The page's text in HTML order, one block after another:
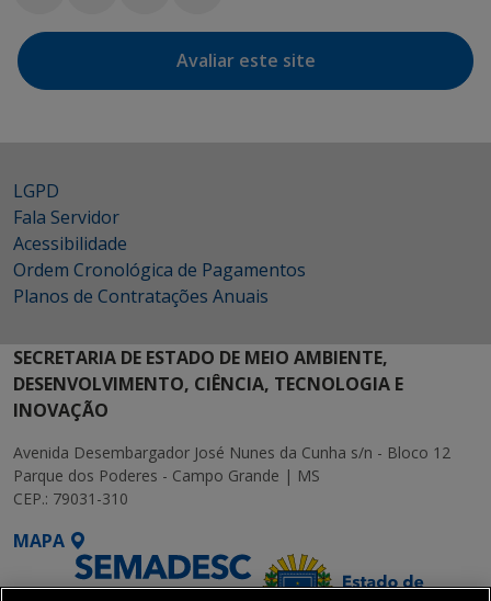
Avaliar este site
LGPD
Fala Servidor
Acessibilidade
Ordem Cronológica de Pagamentos
Planos de Contratações Anuais
SECRETARIA DE ESTADO DE MEIO AMBIENTE,
DESENVOLVIMENTO, CIÊNCIA, TECNOLOGIA E
INOVAÇÃO
Avenida Desembargador José Nunes da Cunha s/n - Bloco 12
Parque dos Poderes - Campo Grande | MS
CEP.: 79031-310
MAPA